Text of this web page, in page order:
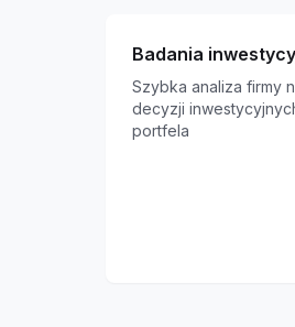
Badania
Szybka analiza firmy
decyzji
portfela